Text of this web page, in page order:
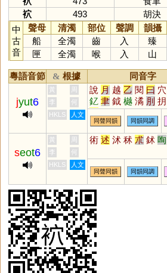
袕
493
胡決
中
古
音
聲母 清濁 部位 聲調 韻攝
船
全濁 齒 入 臻
匣
全濁 喉 入 山
粵語音節 & 根據 同音字
jyut6
黃 周 說 月 越 乙 閱 曰 穴
釔 聿 鉞 樾 潏 刖 抈
驈 鳦 泧 瞲 戉 軏 泬
欥 芛 蚎
李
何
HKLS
人文
同聲同韻 同韻同調
seot6
黃 周 術 述 沭 秫 朮 鉥 咰
李
何
HKLS
人文
同聲同韻 同韻同調